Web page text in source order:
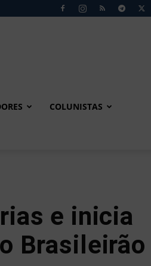
COLUNISTAS
e inicia
Brasileirão